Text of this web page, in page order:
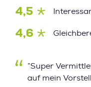
4,5
4,6
”Super
auf mein